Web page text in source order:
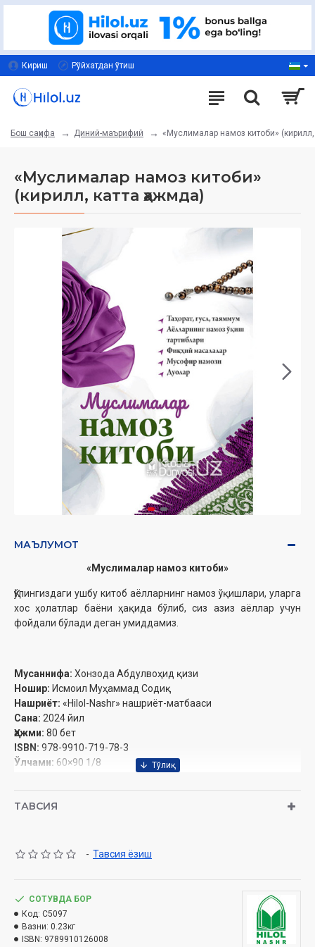
Кириш Рўйхатдан ўтиш
Бош саҳифа Диний-маърифий «Муслималар намоз китоби» (кирилл,
«Муслималар намоз китоби»
(кирилл, катта ҳажмда)
МАЪЛУМОТ
«Муслималар намоз китоби»
‎Қўлингиздаги ушбу китоб аёлларнинг намоз ўқишлари, уларга
хос ҳолатлар баёни ҳақида бўлиб, сиз азиз аёллар учун
фойдали бўлади деган умиддамиз.
Мусаннифа: Хонзода Абдулвоҳид қизи
Ношир: Исмоил Муҳаммад Содиқ
Нашриёт: «Hilol-Nashr» нашриёт-матбааси
Сана: 2024 йил
Ҳажми: 80 бет
ISBN: 978-9910-719-78-3
Ўлчами: 60×90 1/8
қўмитасининг 2022 йил 22 февралдаги 03-07/967- сонли
хулосалари асосида тайёрланди.
Мундарижа
Муаллифдан
ТАВСИЯ
- Тавсия ёзиш
СОТУВДА БОР
Код: C5097
Вазни: 0.23кг
ISBN: 9789910126008